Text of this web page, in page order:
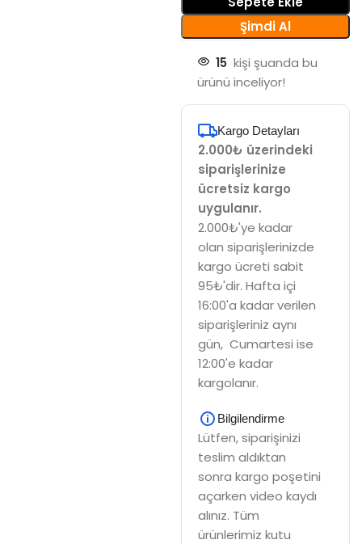
Şimdi Al
15 kişi şuanda bu
ürünü inceliyor!
Kargo Detayları
2.000₺ üzerindeki
siparişlerinize
ücretsiz kargo
uygulanır.
2.000₺'ye kadar
olan siparişlerinizde
kargo ücreti sabit
95₺'dir. Hafta içi
16:00'a kadar verilen
siparişleriniz aynı
gün, Cumartesi ise
12:00'e kadar
kargolanır.
Bilgilendirme
Lütfen, siparişinizi
teslim aldıktan
sonra kargo poşetini
açarken video kaydı
alınız. Tüm
ürünlerimiz kutu